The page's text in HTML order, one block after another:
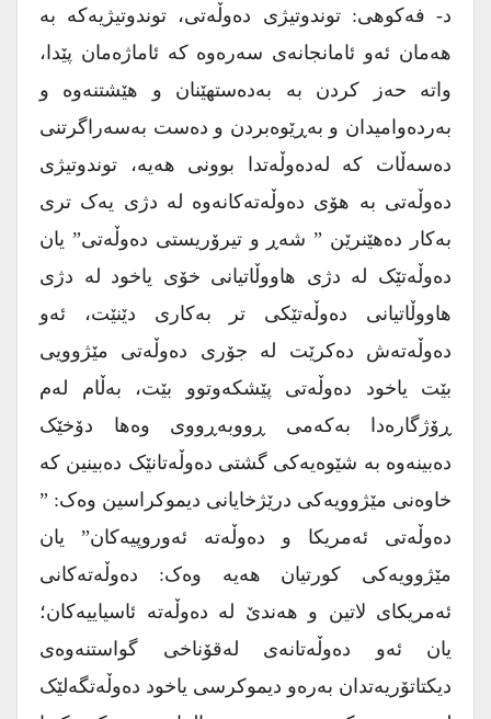
د- فەکوهی: توندوتیژی دەوڵەتی، توندوتیژیەکە بە
هەمان ئەو ئامانجانەی سەرەوە کە ئاماژەمان پێدا،
واتە حەز کردن بە بەدەستهێنان و هێشتنەوە و
بەردەوامیدان و بەڕێوەبردن و دەست بەسەراگرتنی
دەسەڵات کە لەدەوڵەتدا بوونی هەیە، توندوتیژی
دەوڵەتی بە هۆی دەوڵەتەکانەوە لە دژی یەک تری
بەکار دەهێنرێن ” شەڕ و تیرۆریستی دەوڵەتی” یان
دەوڵەتێک لە دژی هاووڵاتیانی خۆی یاخود لە دژی
هاووڵاتیانی دەوڵەتێکی تر بەکاری دێنێت، ئەو
دەوڵەتەش دەکرێت لە جۆری دەوڵەتی مێژوویی
بێت یاخود دەوڵەتی پێشکەوتوو بێت، بەڵام لەم
ڕۆژگارەدا بەکەمی ڕووبەڕووی وەها دۆخێک
دەبینەوە بە شێوەیەکی گشتی دەوڵەتانێک دەبینین کە
خاوەنی مێژوویەکی درێژخایانی دیموکراسین وەک: ”
دەوڵەتی ئەمریکا و دەوڵەتە ئەوروپیەکان” یان
مێژوویەکی کورتیان هەیە وەک: دەوڵەتەکانی
ئەمریکای لاتین و هەندێ لە دەوڵەتە ئاسیاییەکان؛
یان ئەو دەوڵەتانەی لەقۆناخی گواستنەوەی
دیکتاتۆریەتدان بەرەو دیموکرسی یاخود دەوڵەتگەلێک